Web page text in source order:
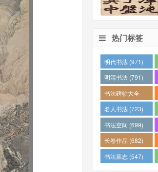
热门标签
明代书法 (971)
明清书法 (791)
书法碑帖大全
(784)
名人书法 (723)
书法空间 (699)
长卷作品 (682)
书法墓志 (547)